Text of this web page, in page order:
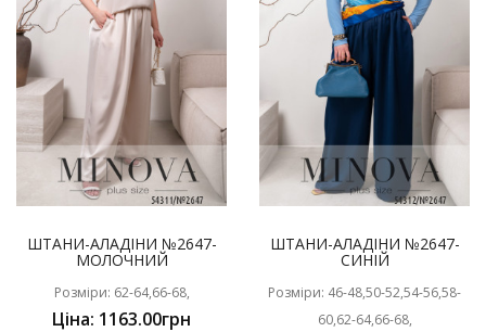
ШТАНИ-АЛАДІНИ №2647-
МОЛОЧНИЙ
Розміри: 62-64,66-68,
Ціна: 1163.00грн
ШТАНИ-АЛАДІНИ №2647-
СИНІЙ
Розміри: 46-48,50-52,54-56,58-
60,62-64,66-68,